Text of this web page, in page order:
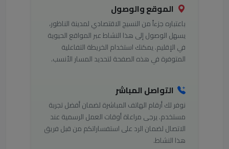
الموقع والوصول
باعتباره جزءاً من النسيج الاقتصادي لمدينة الناظور،
يسهل الوصول إلى هذا النشاط عبر المواقع الحيوية
في الإقليم. يمكنك استخدام الخريطة التفاعلية
المتوفرة في هذه الصفحة لتحديد المسار الأنسب.
التواصل المباشر
نوفر لك أرقام الهاتف المباشرة لضمان أفضل تجربة
مستخدم. يرجى مراعاة أوقات العمل الرسمية عند
الاتصال لضمان الرد على استفساراتكم من قبل فريق
هذا النشاط.